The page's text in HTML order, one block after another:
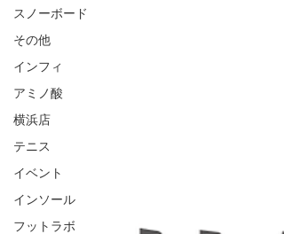
スノーボード
その他
インフィ
アミノ酸
横浜店
テニス
イベント
インソール
フットラボ